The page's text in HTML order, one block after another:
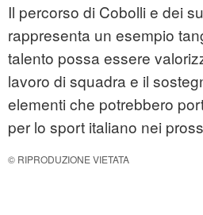
Il percorso di Cobolli e dei
rappresenta un esempio
talento possa essere
lavoro di squadra e il
elementi che potrebbero
per lo sport italiano nei
© RIPRODUZIONE VIETATA